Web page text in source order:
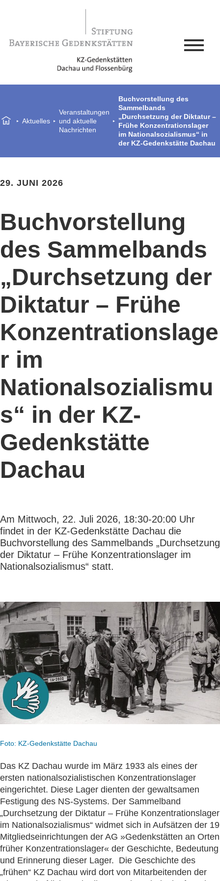
Aktuelles
Veranstaltungen
und aktuelle
Nachrichten
Buchvorstellung des
Sammelbands
„Durchsetzung der Diktatur –
Frühe Konzentrationslager
im Nationalsozialismus“ in
der KZ-Gedenkstätte Dachau
29. JUNI 2026
Buchvorstellung
des Sammelbands
„Durchsetzung der
Diktatur – Frühe
Konzentrationslage
r im
Nationalsozialismu
s“ in der KZ-
Gedenkstätte
Dachau
Am Mittwoch, 22. Juli 2026, 18:30-20:00 Uhr
findet in der KZ-Gedenkstätte Dachau die
Buchvorstellung des Sammelbands „Durchsetzung
der Diktatur – Frühe Konzentrationslager im
Nationalsozialismus“ statt.
Foto: KZ-Gedenkstätte Dachau
Das KZ Dachau wurde im März 1933 als eines der
ersten nationalsozialistischen Konzentrationslager
eingerichtet. Diese Lager dienten der gewaltsamen
Festigung des NS-Systems. Der Sammelband
„Durchsetzung der Diktatur – Frühe Konzentrationslager
im Nationalsozialismus“ widmet sich in Aufsätzen der 19
Mitgliedseinrichtungen der AG »Gedenkstätten an Orten
früher Konzentrationslager« der Geschichte, Bedeutung
und Erinnerung dieser Lager. Die Geschichte des
„frühen“ KZ Dachau wird dort von Mitarbeitenden der